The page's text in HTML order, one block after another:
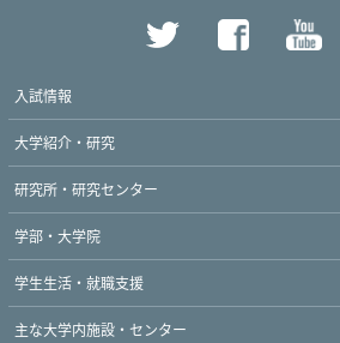
入試情報
大学紹介・研究
研究所・研究センター
学部・大学院
学生生活・就職支援
主な大学内施設・センター